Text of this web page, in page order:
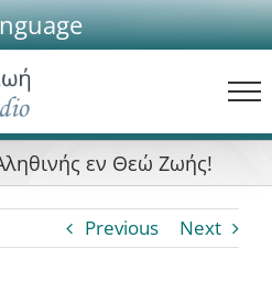
εν Θεώ Ζωής!
Previous Next